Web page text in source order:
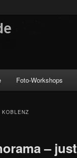
Foto-Workshops
KOBLENZ
–